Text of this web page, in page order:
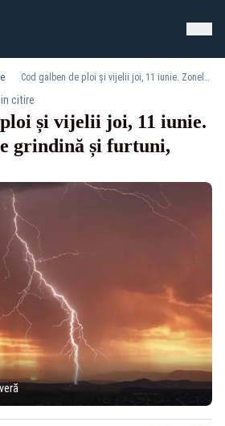
Cod galben de ploi și vijelii joi, 11 iunie. Zonele lovite de grindină și furtuni, până sâmbătă
citire
și vijelii joi, 11 iunie.
grindină și furtuni,